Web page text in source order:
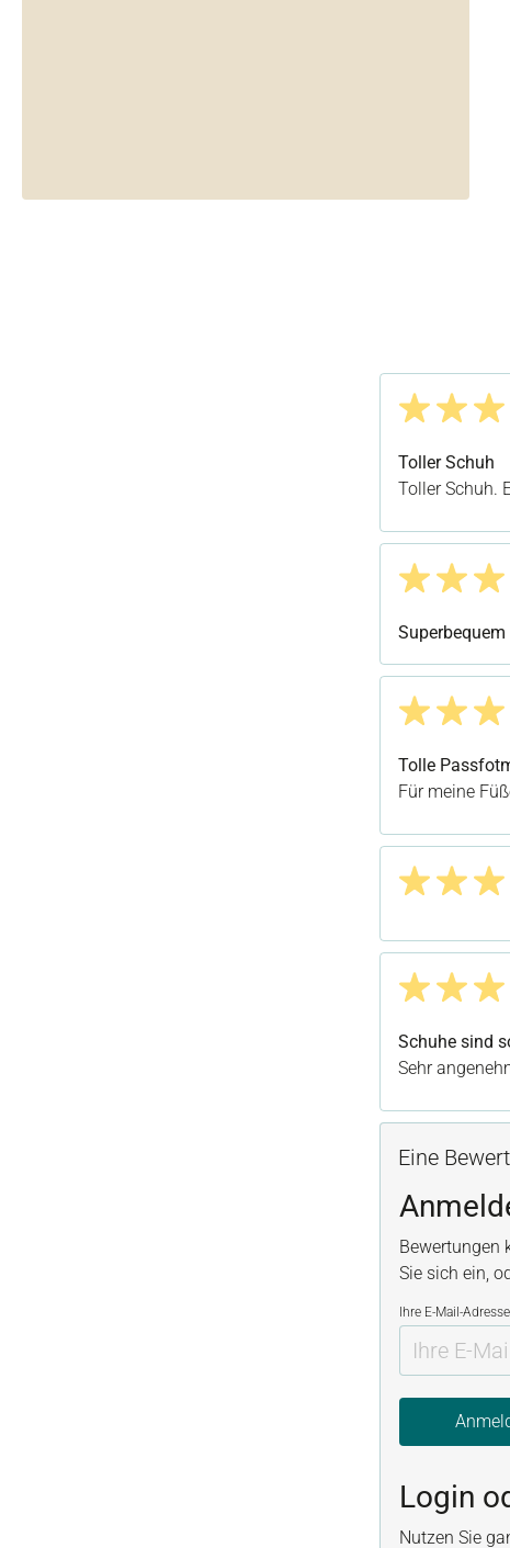
Toller Schuh
Toller Schuh.
Superbequem
Tolle
Für meine
Schuhe sind
Sehr
Eine
Bewertungen
Sie sich ein,
Ihre E-Mail-Adresse
Login
Nutzen Sie